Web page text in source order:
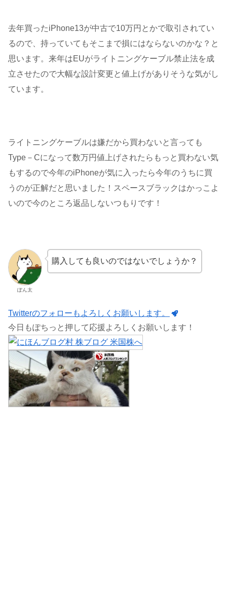
去年買ったiPhone13が中古で10万円とかで取引されてい
るので、持っていてもそこまで損にはならないのかな？と
思います。来年はEUがライトニングケーブル禁止法を成
立させたので大幅な設計変更と値上げがありそうな気がし
ています。
ライトニングケーブルは嫌だから買わないと言っても
Type－Cになって数万円値上げされたらもっと買わない気
もするので今年のiPhoneが気に入ったら今年のうちに買
うのが正解だと思いました！スペースブラックはかっこよ
いので今のところ返品しないつもりです！
ぽん太
購入しても良いのではないでしょうか？
Twitterのフォローもよろしくお願いします。
今日もぽちっと押して応援よろしくお願いします！